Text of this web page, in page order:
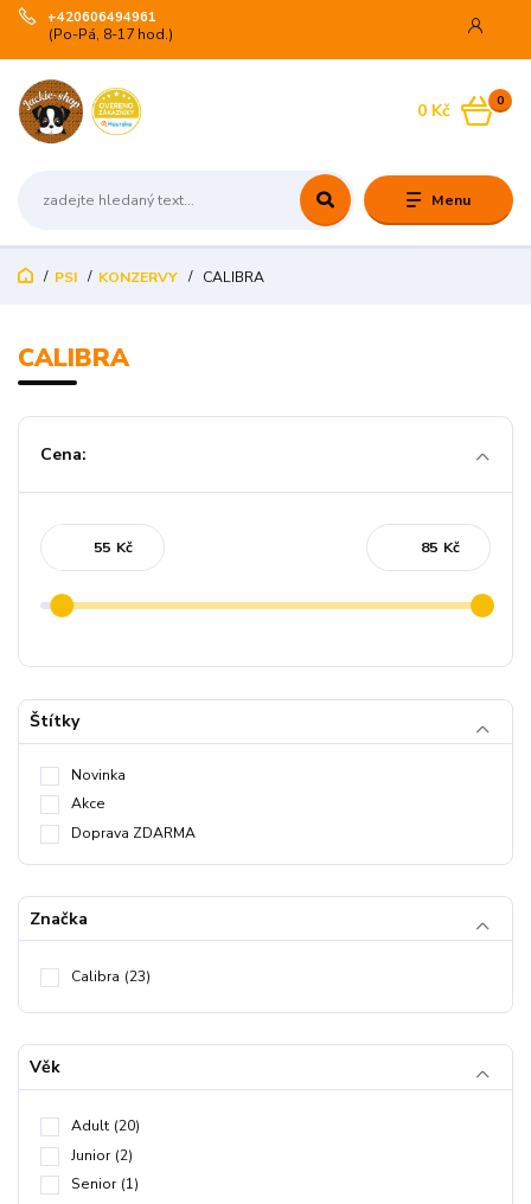
Menu
+420606494961
(Po-Pá, 8-17 hod.)
0
0 Kč
PSI KONZERVY CALIBRA
CALIBRA
Cena:
Kč Kč
Štítky
Novinka
Akce
Doprava ZDARMA
Značka
Calibra (23)
Věk
Adult (20)
Junior (2)
Senior (1)